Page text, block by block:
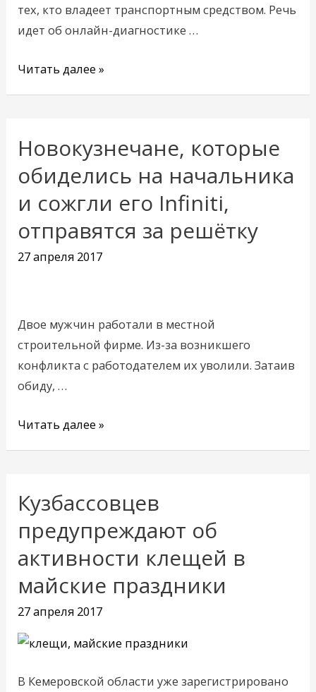
тех, кто владеет транспортным средством. Речь
идет об онлайн-диагностике …
Читать далее »
Новокузнечане, которые
обиделись на начальника
и сожгли его Infiniti,
отправятся за решётку
27 апреля 2017
Двое мужчин работали в местной
строительной фирме. Из-за возникшего
конфликта с работодателем их уволили. Затаив
обиду, …
Новокузнечане,
которые
обиделись
на
начальника
сожгли
отправятся
за
решётку
Читать далее »
Кузбассовцев
предупреждают об
активности клещей в
майские праздники
27 апреля 2017
В Кемеровской области уже зарегистрировано
Кузбассовцев
предупреждают
об
активности
клещей
майские
праздники